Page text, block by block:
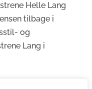
Helle Lang
tilbage i
og
Lang i